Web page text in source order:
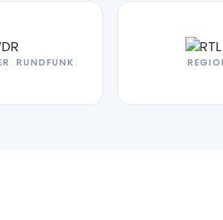
RUNDFUNK